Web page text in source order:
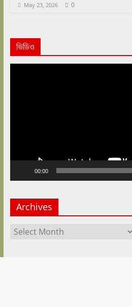
May 23, 2026 0
ভিডিও
00:00
Archives
Archives